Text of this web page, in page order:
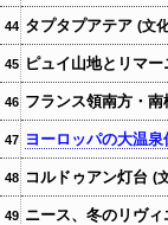
44 タプタプアテア (文
45 ピュイ山地とリマ
46 フランス領南方・
47 ヨーロッパの大温泉
48 コルドゥアン灯台 (
49 ニース、冬のリヴ